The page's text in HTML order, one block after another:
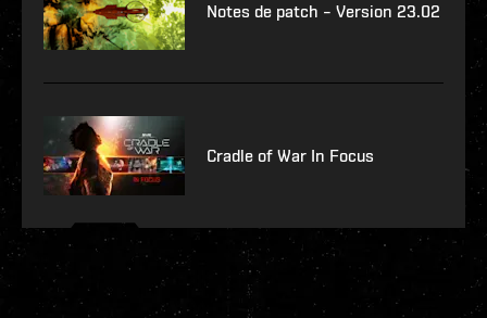
Notes de patch – Version 23.02
Cradle of War In Focus